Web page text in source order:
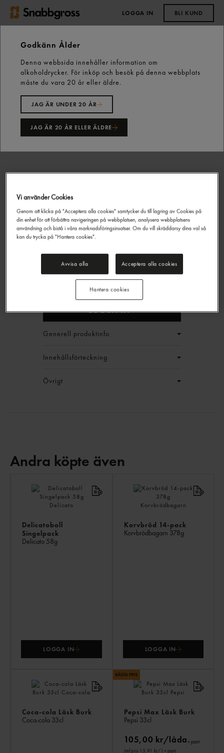
LOGGA IN BLI KUND
Start
Frysta bakverk, Degar & Bakmix
Kanelsnäcka Fryst 1,4kg Findus
Kanelsnäcka Fryst
Findus1,4kg
EAN: 7310500006550
LOGGA IN
Generell produktinfo
Innehållsförteckning
Övrigt
Andra köpte även
Delicatoboll
Singelpack
Delicato 58g
LOGGA IN
Korvbröd 14-pack
Korvbrödbagarn 378g
LOGGA IN
Coca-cola Läsk Burk
Coca-cola 33cl
Pepsi Max Läsk Burk
Pepsi 33cl
105,00 kr/låda+ pant
Jmf.pris 15,91 kr/ l + pant
Godkänn Ålder
Denna webbsida innehåller information om
alkoholdrycker. För inköp och besök på denna webbplats
måste du vara 20 år eller äldre.
JAG ÄR UNDER 20 ÅR
JAG ÄR 20 ÅR ELLER ÄLDRE
Vi använder Cookies
Genom att klicka på "Acceptera alla cookies" samtycker du till lagring av Cookies på
din enhet för att förbättra navigeringen på webbplatsen, analysera webbplatsens
användning och bistå i våra marknadsföringsinsatser. Om du vill skräddarsy dina val så
kan du trycka på "Hantera cookies".
Avvisa alla Acceptera alla cookies
Hantera cookies